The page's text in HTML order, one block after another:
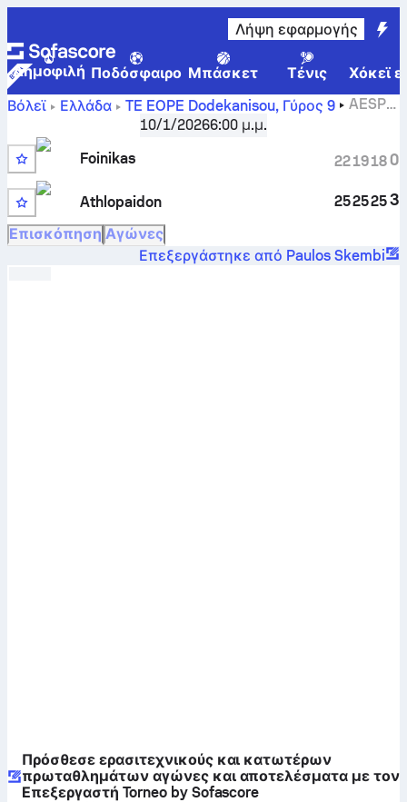
Λήψη εφαρμογής
Δημοφιλή Ποδόσφαιρο Μπάσκετ Τένις
Χόκεϊ
Βόλεϊ
Ελλάδα TE EOPE Dodekanisou, Γύρος 9
AESP
Foinikas - AO Athlopaidon Ko σκορ, πρόγραμμα,
στατιστικά, συγκριτικά και πρόβλεψη
10/1/20266:00 μ.μ.
Foinikas
Athlopaidon
22
25
19
25
18
25
0
3
Επισκόπηση Αγώνες
Επεξεργάστηκε από Paulos Skembi
Πρόσθεσε ερασιτεχνικούς και κατωτέρων
πρωταθλημάτων αγώνες και αποτελέσματα με τον
Επεξεργαστή Torneo by Sofascore